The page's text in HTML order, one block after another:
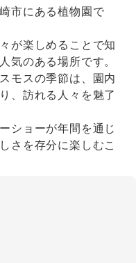
市にある植物園で
が楽しめることで知
気のある場所です。
モスの季節は、園内
、訪れる人々を魅了
ショーが年間を通じ
さを存分に楽しむこ